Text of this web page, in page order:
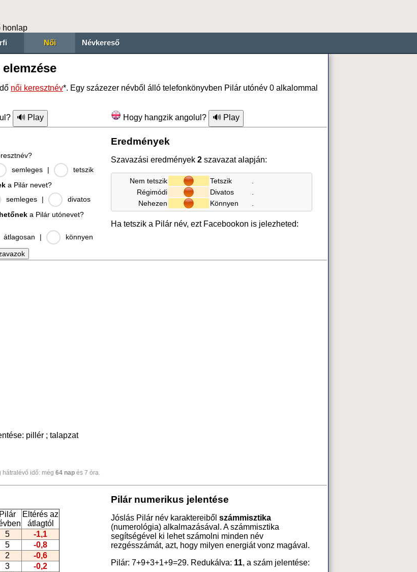
honlap
Női Névkereső
női keresztnév*. Egy százezer névből álló telefonkönyvben Pilár utónév 0 alkalommal
Hogy hangzik angolul?
semleges |
tetszik
a Pilár nevet?
semleges |
divatos
a Pilár utónevet?
átlagosan | könnyen
Eredmények
Szavazási eredmények 2 szavazat alapján:
Nem tetszik Tetszik
Régimódi
Divatos
Nehezen
Könnyen
Ha tetszik a Pilár név, ezt Facebookon is jelezheted:
pillér ; talapzat
hátralévő idő: még 64 nap és 7 óra.
Pilár
Eltérés az
átlagtól
5
-1,1
5
-0,8
2
-0,6
3
-0,2
Pilár numerikus jelentése
Jóslás Pilár név karaktereiből számmisztika
(numerológia) alkalmazásával. A számmisztika
segítségével ki lehet számolni minden név
rezgésszámát, azt, hogy milyen energiát vonz magával.
Pilár: 7+9+3+1+9=29. Redukálva: 11, a szám jelentése: